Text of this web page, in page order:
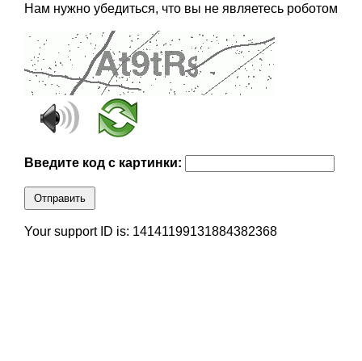
Нам нужно убедиться, что вы не являетесь роботом
Введите код с картинки:
Отправить
Your support ID is: 14141199131884382368